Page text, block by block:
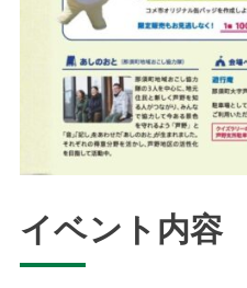
イベント内容